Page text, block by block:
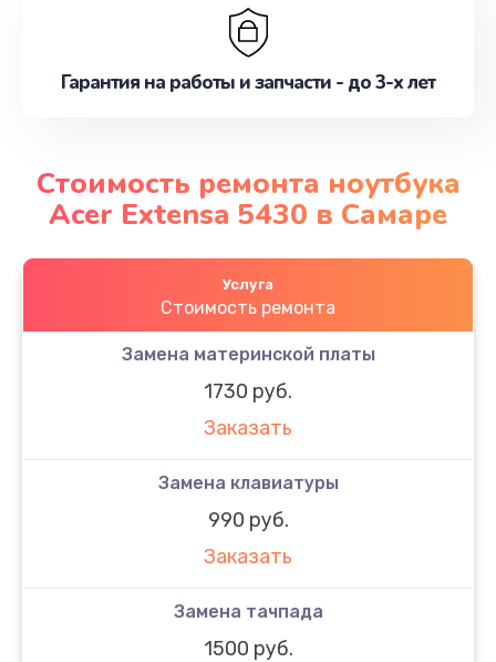
Гарантия на работы и запчасти - до 3-х лет
Стоимость ремонта ноутбука
Acer Extensa 5430 в Самаре
Услуга
Стоимость ремонта
Замена материнской платы
1730 руб.
Заказать
Замена клавиатуры
990 руб.
Заказать
Замена тачпада
1500 руб.